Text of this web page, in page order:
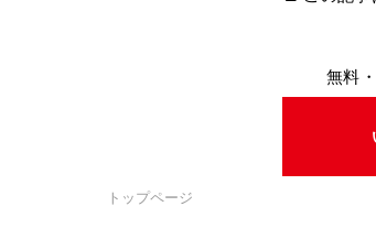
無料
トップページ